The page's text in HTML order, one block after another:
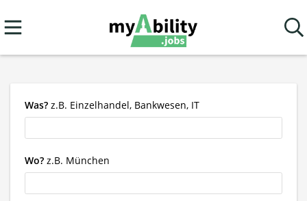
Was? z.B. Einzelhandel, Bankwesen, IT
Wo? z.B. München